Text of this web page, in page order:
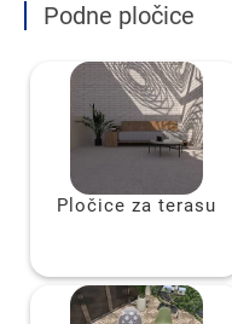
Podne pločice
Pločice za terasu